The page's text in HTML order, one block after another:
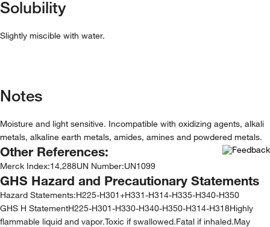
Solubility
Slightly miscible with water.
Notes
Moisture and light sensitive. Incompatible with oxidizing agents, alkali
metals, alkaline earth metals, amides, amines and powdered metals.
Other References:
Merck Index:14,288UN Number:UN1099
GHS Hazard and Precautionary Statements
Hazard Statements:H225-H301+H331-H314-H335-H340-H350
GHS H StatementH225-H301-H330-H340-H350-H314-H318Highly
flammable liquid and vapor.Toxic if swallowed.Fatal if inhaled.May